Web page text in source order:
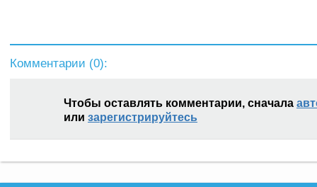
Комментарии (0):
Чтобы оставлять комментарии, сначала
или зарегистрируйтесь